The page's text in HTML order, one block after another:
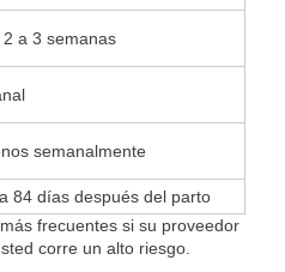
2 a 3 semanas
semanalmente
84 días después del parto
frecuentes si su proveedor
corre un alto riesgo.